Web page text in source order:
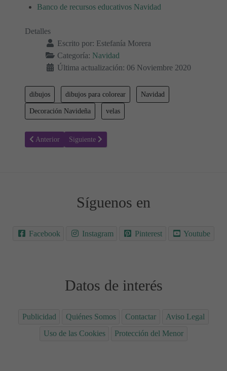
Banco de recursos educativos Navidad
Detalles
Escrito por: Estefanía Morera
Categoría: Navidad
Última actualización: 06 Noviembre 2020
dibujos dibujos para colorear Navidad
Decoración Navideña velas
Artículo anterior: Mickey y Minnie - Bebés disney en Navidad
Anterior Artículo siguiente: Copos de nieve navideños -
Siguiente
Síguenos en
Facebook Instagram Pinterest Youtube
Datos de interés
Publicidad Quiénes Somos Contactar
Aviso Legal
Uso de las Cookies
Protección del Menor